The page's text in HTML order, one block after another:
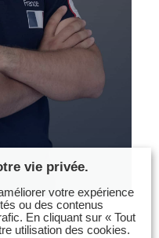
vie privée.
votre expérience
ou des contenus
En cliquant sur « Tout
utilisation des cookies.